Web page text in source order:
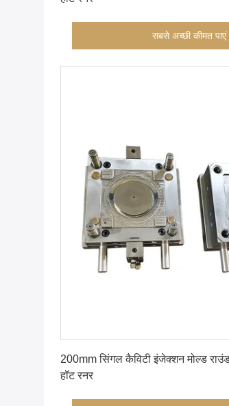
सबसे अच्छी कीमत पाएं
200mm सिंगल कैविटी इंजेक्शन मोल्ड
हॉट रनर